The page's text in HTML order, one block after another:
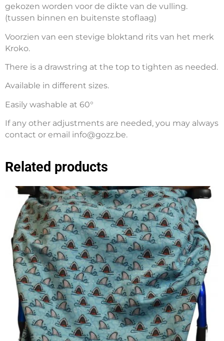
gekozen worden voor de dikte van de vulling.
(tussen binnen en buitenste stoflaag)
Voorzien van een stevige bloktand rits van het merk
Kroko.
There is a drawstring at the top to tighten as needed.
Available in different sizes.
Easily washable at 60°
If any other adjustments are needed, you may always
contact or email info@gozz.be.
Related products